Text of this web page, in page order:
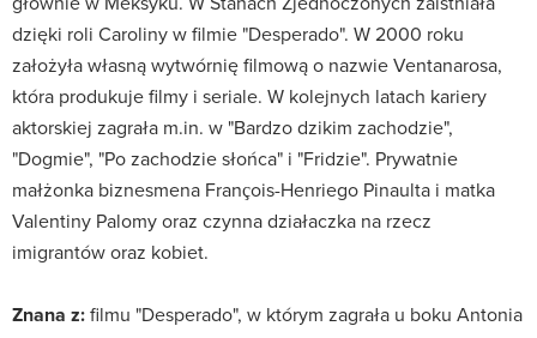
dzięki roli Caroliny w filmie "Desperado". W 2000 roku
założyła własną wytwórnię filmową o nazwie Ventanarosa,
która produkuje filmy i seriale. W kolejnych latach kariery
aktorskiej zagrała m.in. w "Bardzo dzikim zachodzie",
"Dogmie", "Po zachodzie słońca" i "Fridzie". Prywatnie
małżonka biznesmena François-Henriego Pinaulta i matka
Valentiny Palomy oraz czynna działaczka na rzecz
imigrantów oraz kobiet.
Znana z:filmu "Desperado", w którym zagrała u boku Antonia